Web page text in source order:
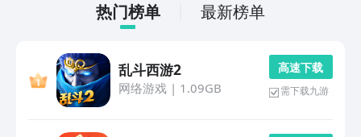
热门榜单 最新榜单
乱斗西游2
网络游戏| 1.09GB
高 速 下 载
需下载九游